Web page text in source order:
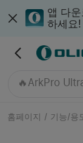
앱 다
하세요!
🔥Marauder
🔥Marauder
🔥Oclip Pro
🔥ArkPro
Baton 4 프리
홈페이지 / 기능/용